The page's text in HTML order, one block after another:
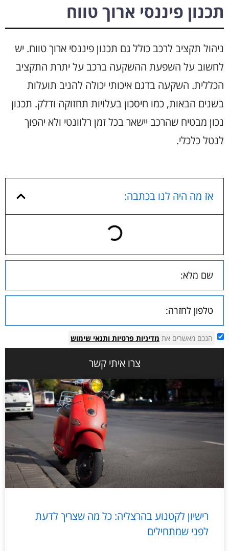
תכנון פיננסי ארוך טווח
ניהול תקציב לרכב כולל גם תכנון פיננסי ארוך טווח. יש
לחשוב על השפעת ההשקעה ברכב על יתרת התקציב
הכללית. השקעה בדגם איכותי יכולה להניב תועלות
בשנים הבאות, כמו חיסכון בעלויות תחזוקה ודלק. תכנון
נכון מבטיח שהרכב יישאר בכל זמן רלוונטי ולא יהפוך
לנטל כלכלי.
אז מה היה לנו בכתבה:
הנכם מאשרים את מדיניות פרטיות ותנאי שימוש
צרו איתי קשר
רישיון לקטנוע בהרצליה: כל מה שצריך לדעת
לפני שמתחילים